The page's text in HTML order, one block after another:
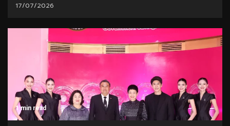
17/07/2026
1 min read